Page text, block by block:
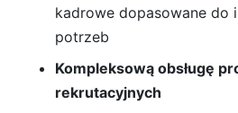
kadrowe dopasowane do
potrzeb
Kompleksową obsługę
rekrutacyjnych